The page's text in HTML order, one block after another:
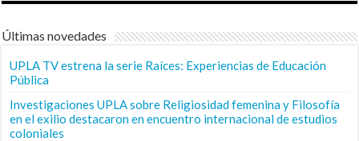
Últimas novedades
UPLA TV estrena la serie Raíces: Experiencias de Educación
Pública
Investigaciones UPLA sobre Religiosidad femenina y Filosofía
en el exilio destacaron en encuentro internacional de estudios
coloniales